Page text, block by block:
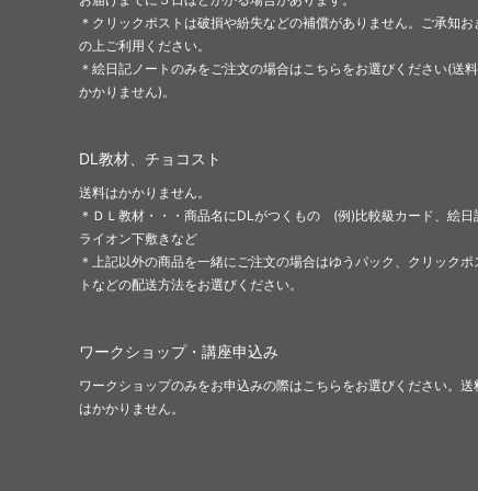
＊クリックポストは破損や紛失などの補償がありません。ご承知お
の上ご利用ください。
＊絵日記ノートのみをご注文の場合はこちらをお選びください(送
かかりません)。
DL教材、チョコスト
送料はかかりません。
＊ＤＬ教材・・・商品名にDLがつくもの (例)比較級カード、絵日
ライオン下敷きなど
＊上記以外の商品を一緒にご注文の場合はゆうパック、クリックポ
トなどの配送方法をお選びください。
ワークショップ・講座申込み
ワークショップのみをお申込みの際はこちらをお選びください。送
はかかりません。